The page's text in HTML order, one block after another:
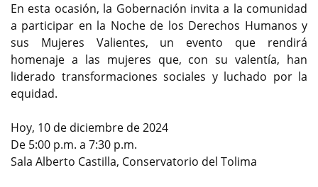
En esta ocasión, la Gobernación invita a la comunidad
a participar en la Noche de los Derechos Humanos y
sus Mujeres Valientes, un evento que rendirá
homenaje a las mujeres que, con su valentía, han
liderado transformaciones sociales y luchado por la
equidad.
Hoy, 10 de diciembre de 2024
De 5:00 p.m. a 7:30 p.m.
Sala Alberto Castilla, Conservatorio del Tolima